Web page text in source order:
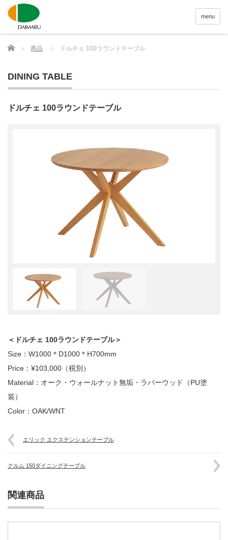
menu
Home 商品 ドルチェ 100ラウンドテーブル
DINING TABLE
ドルチェ 100ラウンドテーブル
＜ドルチェ 100ラウンドテーブル＞
Size：W1000＊D1000＊H700mm
Price：¥103,000（税別）
Material：オーク・ウォールナット無垢・ラバーウッド（PU塗
装）
Color：OAK/WNT
エリック エクステンションテーブル
クルム 150ダイニングテーブル
関連商品